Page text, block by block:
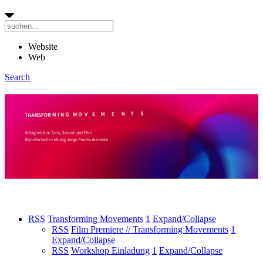
Website
Web
Search
RSS Transforming Movements 1 Expand/Collapse
RSS Film Premiere // Transforming Movements 1
Expand/Collapse
RSS Workshop Einladung 1 Expand/Collapse